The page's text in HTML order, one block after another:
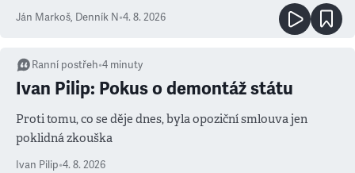
Ján Markoš, Denník N•4. 8. 2026
Ranní postřeh•4 minuty
Ivan Pilip: Pokus o demontáž státu
Proti tomu, co se děje dnes, byla opoziční smlouva jen
poklidná zkouška
Ivan Pilip•4. 8. 2026